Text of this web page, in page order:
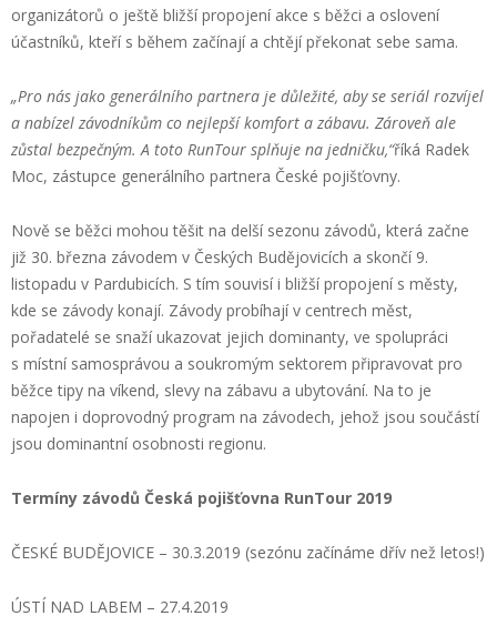
organizátorů o ještě bližší propojení akce s běžci a oslovení
účastníků, kteří s během začínají a chtějí překonat sebe sama.
„Pro nás jako generálního partnera je důležité, aby se seriál rozvíjel
a nabízel závodníkům co nejlepší komfort a zábavu. Zároveň ale
zůstal bezpečným. A toto RunTour splňuje na jedničku,“říká Radek
Moc, zástupce generálního partnera České pojišťovny.
Nově se běžci mohou těšit na delší sezonu závodů, která začne
již 30. března závodem v Českých Budějovicích a skončí 9.
listopadu v Pardubicích. S tím souvisí i bližší propojení s městy,
kde se závody konají. Závody probíhají v centrech měst,
pořadatelé se snaží ukazovat jejich dominanty, ve spolupráci
s místní samosprávou a soukromým sektorem připravovat pro
běžce tipy na víkend, slevy na zábavu a ubytování. Na to je
napojen i doprovodný program na závodech, jehož jsou součástí
jsou dominantní osobnosti regionu.
Termíny závodů Česká pojišťovna RunTour 2019
ČESKÉ BUDĚJOVICE – 30.3.2019 (sezónu začínáme dřív než letos!)
ÚSTÍ NAD LABEM – 27.4.2019